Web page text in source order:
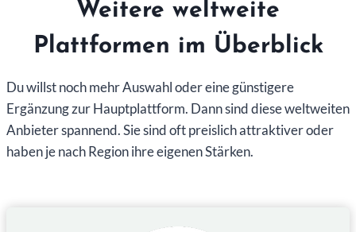
Weitere weltweite
Plattformen im Überblick
Du willst noch mehr Auswahl oder eine günstigere
Ergänzung zur Hauptplattform. Dann sind diese weltweiten
Anbieter spannend. Sie sind oft preislich attraktiver oder
haben je nach Region ihre eigenen Stärken.